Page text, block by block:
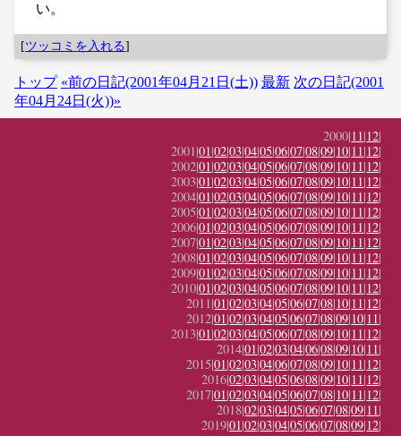
い。
[ツッコミを入れる]
トップ «前の日記(2001年04月21日(土)) 最新 次の日記(2001
年04月24日(火))»
2000|11|12|
2001|01|02|03|04|05|06|07|08|09|10|11|12|
2002|01|02|03|04|05|06|07|08|09|10|11|12|
2003|01|02|03|04|05|06|07|08|09|10|11|12|
2004|01|02|03|04|05|06|07|08|09|10|11|12|
2005|01|02|03|04|05|06|07|08|09|10|11|12|
2006|01|02|03|04|05|06|07|08|09|10|11|12|
2007|01|02|03|04|05|06|07|08|09|10|11|12|
2008|01|02|03|04|05|06|07|08|09|10|11|12|
2009|01|02|03|04|05|06|07|08|09|10|11|12|
2010|01|02|03|04|05|06|07|08|09|10|11|12|
2011|01|02|03|04|05|06|07|08|10|11|12|
2012|01|02|03|04|05|06|07|08|09|10|11|
2013|01|02|03|04|05|06|07|08|09|10|11|12|
2014|01|02|03|04|06|08|09|10|11|
2015|01|02|03|04|06|07|08|09|10|11|12|
2016|02|03|04|05|06|08|09|10|11|12|
2017|01|02|03|04|05|06|07|08|10|11|12|
2018|02|03|04|05|06|07|08|09|11|
2019|01|02|03|04|05|06|07|08|09|12|